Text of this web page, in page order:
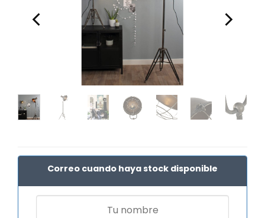
Correo cuando haya stock disponible